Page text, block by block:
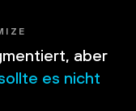
aber
es nicht